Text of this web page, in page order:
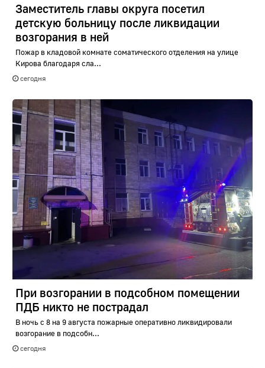
Заместитель главы округа посетил
детскую больницу после ликвидации
возгорания в ней
Пожар в кладовой комнате соматического отделения на улице
Кирова благодаря сла...
сегодня
При возгорании в подсобном помещении
ПДБ никто не пострадал
В ночь с 8 на 9 августа пожарные оперативно ликвидировали
возгорание в подсобн...
сегодня